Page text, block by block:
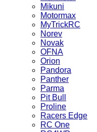
Mikuni
Motormax
MyTrickRC
Norev
Novak
OFNA
Orion
Pandora
Panther
Parma
Pit Bull
Proline
Racers Edge
RC One